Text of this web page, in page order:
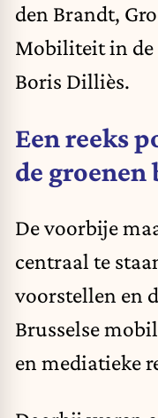
den Brandt,
Mobiliteit in de
Boris Dilliès.
Een reeks
de
De voorbije
centraal te
voorstellen en
Brusselse
en mediatieke